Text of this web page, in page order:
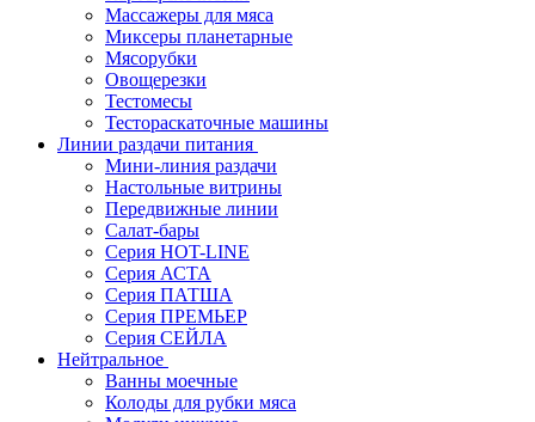
Массажеры для мяса
Миксеры планетарные
Мясорубки
Овощерезки
Тестомесы
Тестораскаточные машины
Линии раздачи питания
Мини-линия раздачи
Настольные витрины
Передвижные линии
Салат-бары
Серия HOT-LINE
Серия АСТА
Серия ПАТША
Серия ПРЕМЬЕР
Серия СЕЙЛА
Нейтральное
Ванны моечные
Колоды для рубки мяса